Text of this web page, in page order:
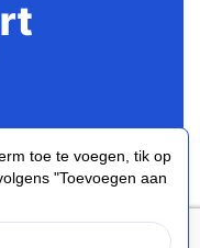
®
toe te voegen, tik op
"Toevoegen aan